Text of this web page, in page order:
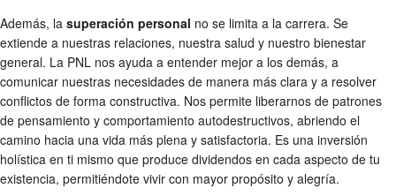
Además, la superación personal no se limita a la carrera. Se
extiende a nuestras relaciones, nuestra salud y nuestro bienestar
general. La PNL nos ayuda a entender mejor a los demás, a
comunicar nuestras necesidades de manera más clara y a resolver
conflictos de forma constructiva. Nos permite liberarnos de patrones
de pensamiento y comportamiento autodestructivos, abriendo el
camino hacia una vida más plena y satisfactoria. Es una inversión
holística en ti mismo que produce dividendos en cada aspecto de tu
existencia, permitiéndote vivir con mayor propósito y alegría.